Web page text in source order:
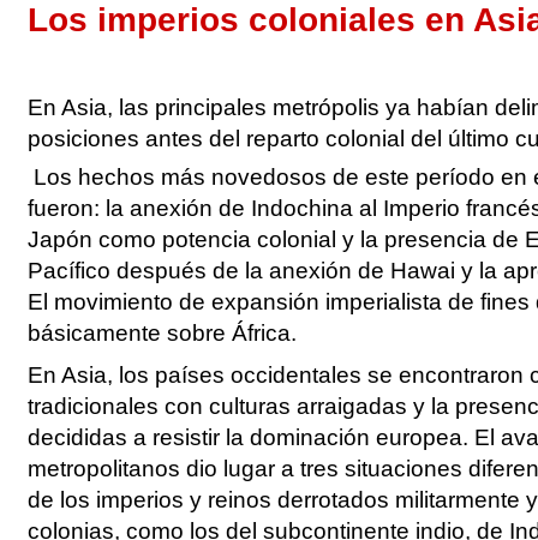
Los imperios coloniales en
En Asia, las principales metrópolis ya habían
posiciones antes del reparto colonial del último
Los hechos más novedosos de este período en
fueron: la anexión de Indochina al Imperio
Japón como potencia colonial y la presencia de
Pacífico después de la anexión de Hawai y la
El movimiento de expansión imperialista de
básicamente sobre África.
En Asia, los países occidentales se encontraron
tradicionales con culturas arraigadas y la
decididas a resistir la dominación europea. El
metropolitanos dio lugar a tres situaciones
de los imperios y reinos derrotados militarmente
colonias, como los del subcontinente indio, de